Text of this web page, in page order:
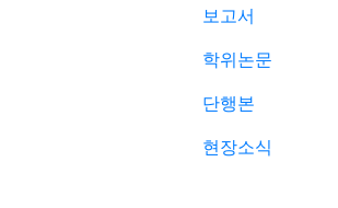
보고서
학위논문
단행본
현장소식